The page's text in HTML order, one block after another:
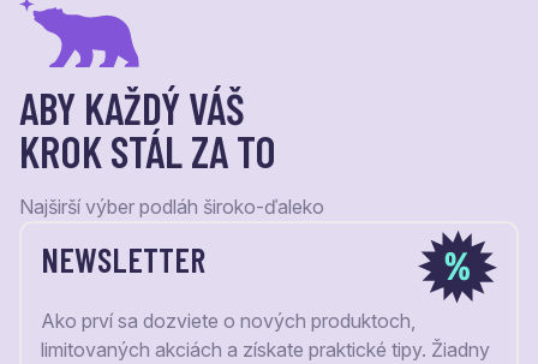
ABY KAŽDÝ VÁŠ
KROK STÁL ZA TO
Najširší výber podláh široko-ďaleko
NEWSLETTER
Ako prví sa dozviete o nových produktoch,
limitovaných akciách a získate praktické tipy. Žiadny